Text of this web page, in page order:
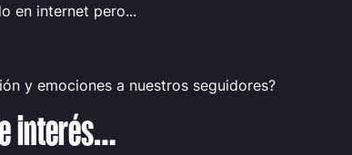
en internet pero...
y emociones a nuestros seguidores?
interés…